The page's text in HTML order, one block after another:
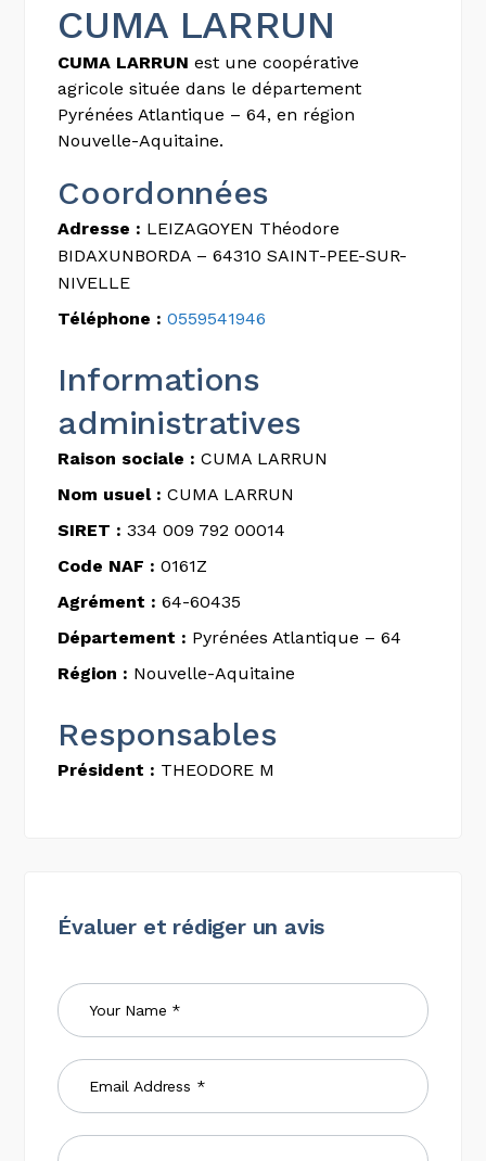
CUMA LARRUN
CUMA LARRUN est une coopérative
agricole située dans le département
Pyrénées Atlantique – 64, en région
Nouvelle-Aquitaine.
Coordonnées
Adresse : LEIZAGOYEN Théodore
BIDAXUNBORDA – 64310 SAINT-PEE-SUR-
NIVELLE
Téléphone : 0559541946
Informations
administratives
Raison sociale : CUMA LARRUN
Nom usuel : CUMA LARRUN
SIRET : 334 009 792 00014
Code NAF : 0161Z
Agrément : 64-60435
Département : Pyrénées Atlantique – 64
Région : Nouvelle-Aquitaine
Responsables
Président : THEODORE M
Évaluer et rédiger un avis